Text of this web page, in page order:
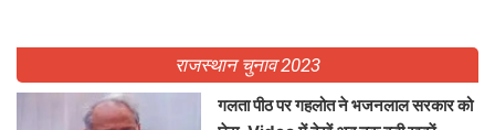
राजस्थान चुनाव 2023
गलता पीठ पर गहलोत ने भजनलाल सरकार को